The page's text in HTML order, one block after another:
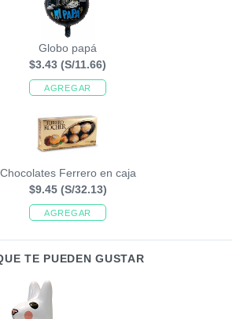
Globo papá
$3.43 (S/11.66)
AGREGAR
Chocolates Ferrero en caja
$9.45 (S/32.13)
AGREGAR
TE PUEDEN GUSTAR